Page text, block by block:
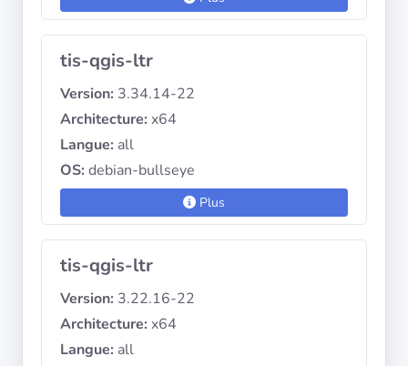
tis-qgis-ltr
Version: 3.34.14-22
Architecture: x64
Langue: all
OS: debian-bullseye
Plus
tis-qgis-ltr
Version: 3.22.16-22
Architecture: x64
Langue: all